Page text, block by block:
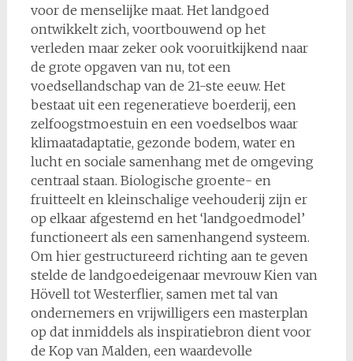
voor de menselijke maat. Het landgoed
ontwikkelt zich, voortbouwend op het
verleden maar zeker ook vooruitkijkend naar
de grote opgaven van nu, tot een
voedsellandschap van de 21-ste eeuw. Het
bestaat uit een regeneratieve boerderij, een
zelfoogstmoestuin en een voedselbos waar
klimaatadaptatie, gezonde bodem, water en
lucht en sociale samenhang met de omgeving
centraal staan. Biologische groente- en
fruitteelt en kleinschalige veehouderij zijn er
op elkaar afgestemd en het ‘landgoedmodel’
functioneert als een samenhangend systeem.
Om hier gestructureerd richting aan te geven
stelde de landgoedeigenaar mevrouw Kien van
Hövell tot Westerflier, samen met tal van
ondernemers en vrijwilligers een masterplan
op dat inmiddels als inspiratiebron dient voor
de Kop van Malden, een waardevolle